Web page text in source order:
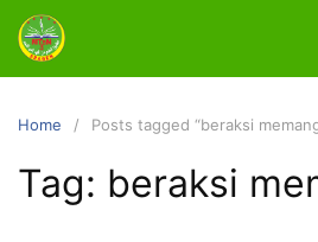
Home Posts tagged “beraksi
Tag: beraksi